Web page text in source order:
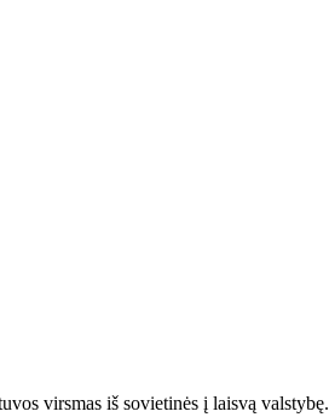
virsmas iš sovietinės į laisvą valstybę.